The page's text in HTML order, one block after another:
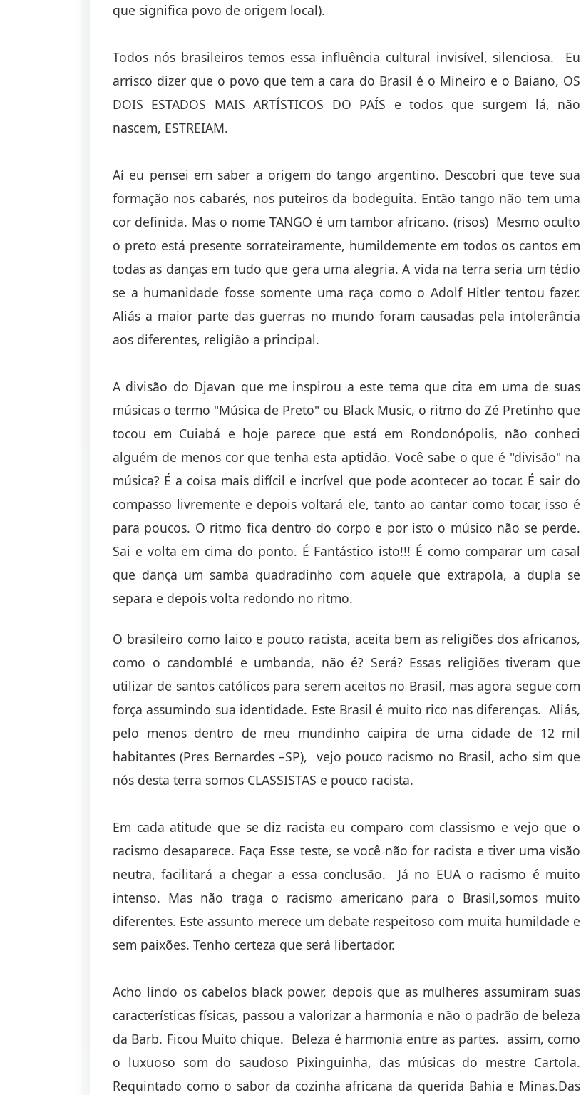
que significa povo de origem local).
Todos nós brasileiros temos essa influência cultural invisível, silenciosa. Eu
arrisco dizer que o povo que tem a cara do Brasil é o Mineiro e o Baiano, OS
DOIS ESTADOS MAIS ARTÍSTICOS DO PAÍS e todos que surgem lá, não
nascem, ESTREIAM.
Aí eu pensei em saber a origem do tango argentino. Descobri que teve sua
formação nos cabarés, nos puteiros da bodeguita. Então tango não tem uma
cor definida. Mas o nome TANGO é um tambor africano. (risos) Mesmo oculto
o preto está presente sorrateiramente, humildemente em todos os cantos em
todas as danças em tudo que gera uma alegria. A vida na terra seria um tédio
se a humanidade fosse somente uma raça como o Adolf Hitler tentou fazer.
Aliás a maior parte das guerras no mundo foram causadas pela intolerância
aos diferentes, religião a principal.
A divisão do Djavan que me inspirou a este tema que cita em uma de suas
músicas o termo "Música de Preto" ou Black Music, o ritmo do Zé Pretinho que
tocou em Cuiabá e hoje parece que está em Rondonópolis, não conheci
alguém de menos cor que tenha esta aptidão. Você sabe o que é "divisão" na
música? É a coisa mais difícil e incrível que pode acontecer ao tocar. É sair do
compasso livremente e depois voltará ele, tanto ao cantar como tocar, isso é
para poucos. O ritmo fica dentro do corpo e por isto o músico não se perde.
Sai e volta em cima do ponto. É Fantástico isto!!! É como comparar um casal
que dança um samba quadradinho com aquele que extrapola, a dupla se
separa e depois volta redondo no ritmo.
O brasileiro como laico e pouco racista, aceita bem as religiões dos africanos,
como o candomblé e umbanda, não é? Será? Essas religiões tiveram que
utilizar de santos católicos para serem aceitos no Brasil, mas agora segue com
força assumindo sua identidade. Este Brasil é muito rico nas diferenças. Aliás,
pelo menos dentro de meu mundinho caipira de uma cidade de 12 mil
habitantes (Pres Bernardes –SP), vejo pouco racismo no Brasil, acho sim que
nós desta terra somos CLASSISTAS e pouco racista.
Em cada atitude que se diz racista eu comparo com classismo e vejo que o
racismo desaparece. Faça Esse teste, se você não for racista e tiver uma visão
neutra, facilitará a chegar a essa conclusão. Já no EUA o racismo é muito
intenso. Mas não traga o racismo americano para o Brasil,somos muito
diferentes. Este assunto merece um debate respeitoso com muita humildade e
sem paixões. Tenho certeza que será libertador.
Acho lindo os cabelos black power, depois que as mulheres assumiram suas
características físicas, passou a valorizar a harmonia e não o padrão de beleza
da Barb. Ficou Muito chique. Beleza é harmonia entre as partes. assim, como
o luxuoso som do saudoso Pixinguinha, das músicas do mestre Cartola.
Requintado como o sabor da cozinha africana da querida Bahia e Minas.Das